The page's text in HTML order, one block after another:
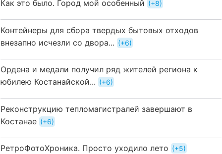
Как это было. Город мой особенный +8
Контейнеры для сбора твердых бытовых отходов
внезапно исчезли со двора...
+6
Ордена и медали получил ряд жителей региона к
юбилею Костанайской...
+6
Реконструкцию тепломагистралей завершают в
Костанае
+6
РетроФотоХроника. Просто уходило лето +5